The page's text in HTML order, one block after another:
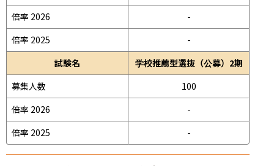
倍率 2026
-
倍率 2025
-
試験名
学校推薦型選抜（公募）2期
募集人数
100
倍率 2026
-
倍率 2025
-